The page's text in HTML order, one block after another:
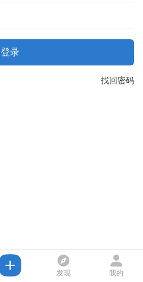
登录
找回密码
发现 我的